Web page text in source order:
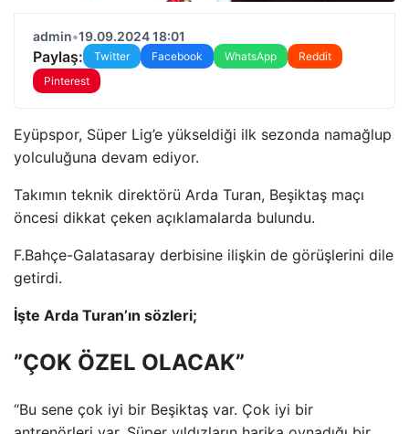
admin•19.09.2024 18:01
Paylaş: Twitter Facebook WhatsApp
Reddit
Pinterest
Eyüpspor, Süper Lig’e yükseldiği ilk sezonda namağlup
yolculuğuna devam ediyor.
Takımın teknik direktörü Arda Turan, Beşiktaş maçı
öncesi dikkat çeken açıklamalarda bulundu.
F.Bahçe-Galatasaray derbisine ilişkin de görüşlerini dile
getirdi.
İşte Arda Turan’ın sözleri;
”ÇOK ÖZEL OLACAK”
“Bu sene çok iyi bir Beşiktaş var. Çok iyi bir